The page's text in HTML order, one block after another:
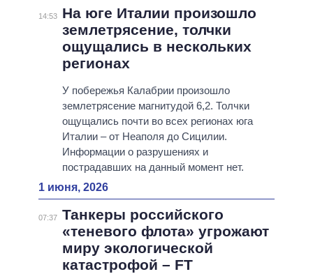
14:53
На юге Италии произошло
землетрясение, толчки
ощущались в нескольких
регионах
У побережья Калабрии произошло
землетрясение магнитудой 6,2. Толчки
ощущались почти во всех регионах юга
Италии – от Неаполя до Сицилии.
Информации о разрушениях и
пострадавших на данный момент нет.
1 июня, 2026
07:37 Танкеры российского
«теневого флота» угрожают
миру экологической
катастрофой – FT